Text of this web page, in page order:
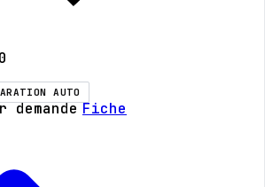
AUTO
Fiche